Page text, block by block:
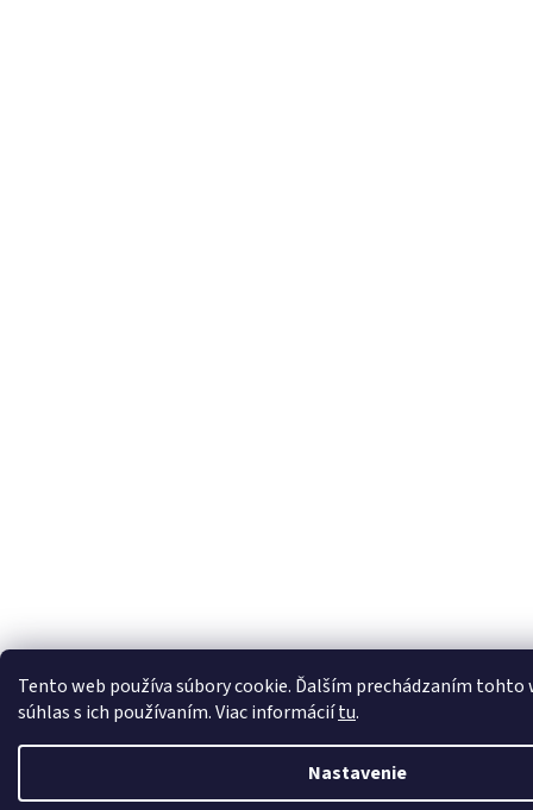
Tento web používa súbory cookie. Ďalším prechádzaním tohto
súhlas s ich používaním. Viac informáciítu.
Nastavenie